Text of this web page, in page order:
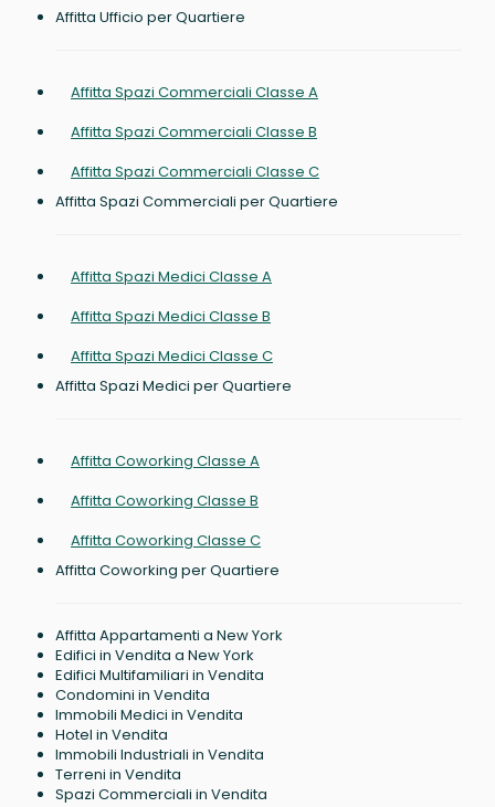
Affitta Ufficio per Quartiere
Affitta Spazi Commerciali Classe A
Affitta Spazi Commerciali Classe B
Affitta Spazi Commerciali Classe C
Affitta Spazi Commerciali per Quartiere
Affitta Spazi Medici Classe A
Affitta Spazi Medici Classe B
Affitta Spazi Medici Classe C
Affitta Spazi Medici per Quartiere
Affitta Coworking Classe A
Affitta Coworking Classe B
Affitta Coworking Classe C
Affitta Coworking per Quartiere
Affitta Appartamenti a New York
Edifici in Vendita a New York
Edifici Multifamiliari in Vendita
Condomini in Vendita
Immobili Medici in Vendita
Hotel in Vendita
Immobili Industriali in Vendita
Terreni in Vendita
Spazi Commerciali in Vendita